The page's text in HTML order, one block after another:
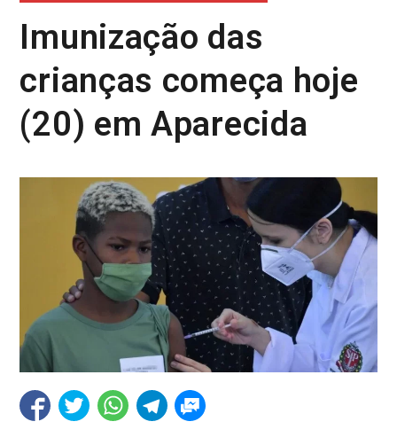
Imunização das
crianças começa hoje
(20) em Aparecida